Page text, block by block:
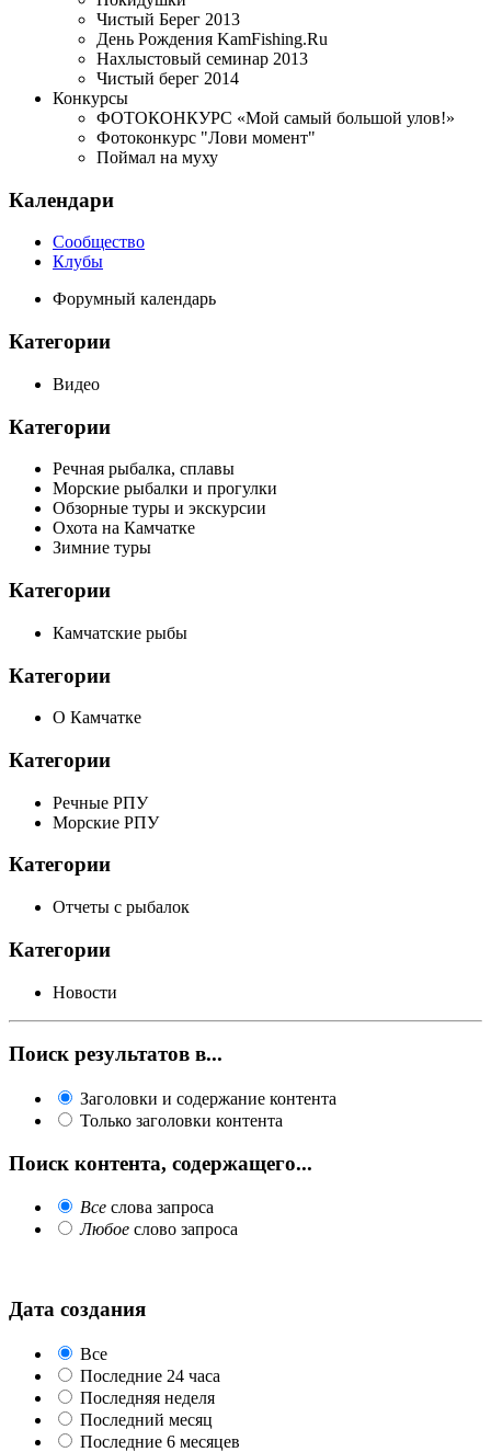
Чистый Берег 2013
День Рождения KamFishing.Ru
Нахлыстовый семинар 2013
Чистый берег 2014
Конкурсы
ФОТОКОНКУРС «Мой самый большой улов!»
Фотоконкурс "Лови момент"
Поймал на муху
Календари
Сообщество
Клубы
Форумный календарь
Категории
Видео
Категории
Речная рыбалка, сплавы
Морские рыбалки и прогулки
Обзорные туры и экскурсии
Охота на Камчатке
Зимние туры
Категории
Камчатские рыбы
Категории
О Камчатке
Категории
Речные РПУ
Морские РПУ
Категории
Отчеты с рыбалок
Категории
Новости
Поиск результатов в...
Заголовки и содержание контента
Только заголовки контента
Поиск контента, содержащего...
Все слова запроса
Любое слово запроса
Дата создания
Все
Последние 24 часа
Последняя неделя
Последний месяц
Последние 6 месяцев